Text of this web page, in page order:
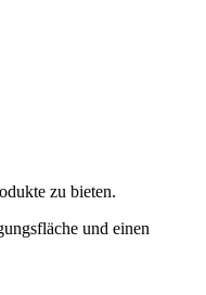
zu bieten.
und einen